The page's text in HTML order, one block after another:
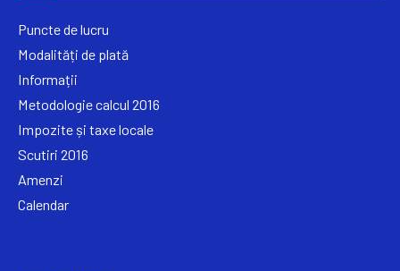
Puncte de lucru
Modalități de plată
Informații
Metodologie calcul 2016
Impozite și taxe locale
Scutiri 2016
Amenzi
Calendar